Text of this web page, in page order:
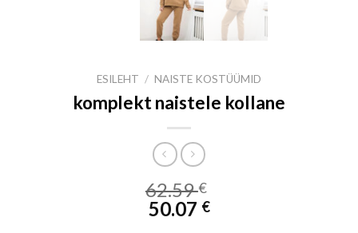
ESILEHT / NAISTE KOSTÜÜMID
komplekt naistele kollane
62.59€
50.07 €